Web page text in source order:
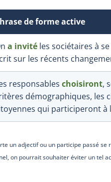
de forme active
a invité les sociétaires à
sur les récents
responsables choisiront,
démographiques, les
qui participeront à
un adjectif ou un participe passé
on pourrait souhaiter éviter un tel